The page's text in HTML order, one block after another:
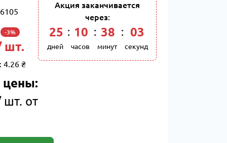
-3%
шт.
4.26 ₴
шт. от
Акция заканчивается
через:
25
дней
10
часов
38
минут
03
секунд